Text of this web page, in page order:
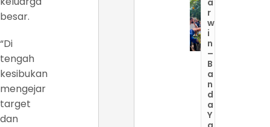
besar.
“Di
tengah
kesibukan
mengejar
target
dan
r
w
i
n
–
B
a
n
d
a
Y